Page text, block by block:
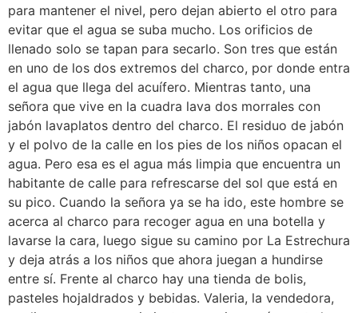
para mantener el nivel, pero dejan abierto el otro para
evitar que el agua se suba mucho. Los orificios de
llenado solo se tapan para secarlo. Son tres que están
en uno de los dos extremos del charco, por donde entra
el agua que llega del acuífero. Mientras tanto, una
señora que vive en la cuadra lava dos morrales con
jabón lavaplatos dentro del charco. El residuo de jabón
y el polvo de la calle en los pies de los niños opacan el
agua. Pero esa es el agua más limpia que encuentra un
habitante de calle para refrescarse del sol que está en
su pico. Cuando la señora ya se ha ido, este hombre se
acerca al charco para recoger agua en una botella y
lavarse la cara, luego sigue su camino por La Estrechura
y deja atrás a los niños que ahora juegan a hundirse
entre sí. Frente al charco hay una tienda de bolis,
pasteles hojaldrados y bebidas. Valeria, la vendedora,